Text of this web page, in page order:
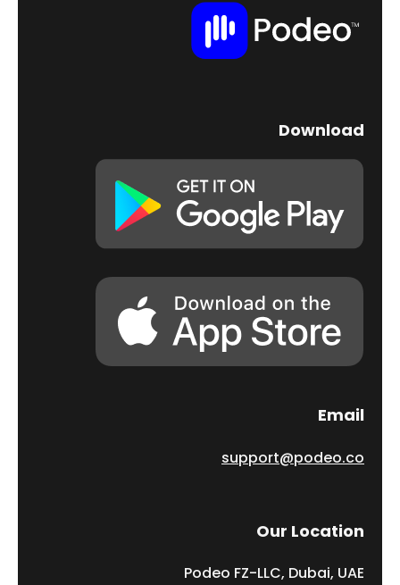
Download
Email
support@podeo.co
Our Location
Podeo FZ-LLC, Dubai, UAE